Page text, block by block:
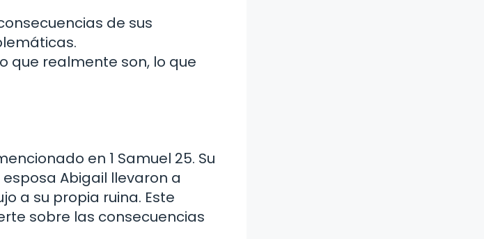
de sus
que realmente son, lo que
en 1 Samuel 25. Su
Abigail llevaron a
a su propia ruina. Este
sobre las consecuencias